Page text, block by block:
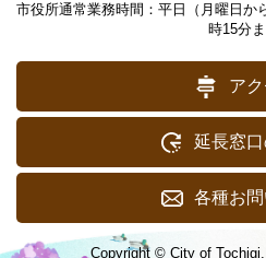
市役所通常業務時間：平日（月曜日か
時15分
ア
延長窓
各種お
Copyright © City of